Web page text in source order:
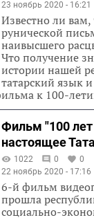
23 ноябрь 2020 - 16:21
Известно ли
рунической
наивысшего
Что получение
истории нашей
татарский язык
к 100-
Фильм "100
настоящее
1022 0
0
22 ноябрь 2020 - 17:16
6-й фильм
прошла
социально-